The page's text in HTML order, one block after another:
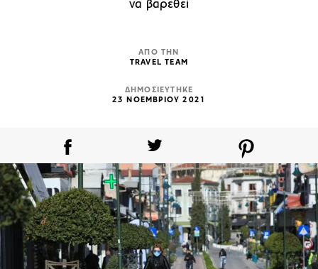
να βαρεθεί
ΑΠΟ ΤΗΝ
TRAVEL TEAM
ΔΗΜΟΣΙΕΥΤΗΚΕ
23 ΝΟΕΜΒΡΙΟΥ 2021